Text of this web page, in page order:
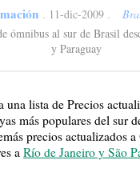
. 11-dic-2009.
ómnibus al sur de Brasil
y Paraguay
lista de Precios
más populares del sur
precios actualizados a
aRío de Janeiro y São